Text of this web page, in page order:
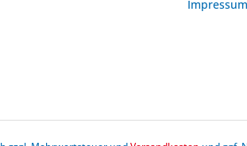
Impressum